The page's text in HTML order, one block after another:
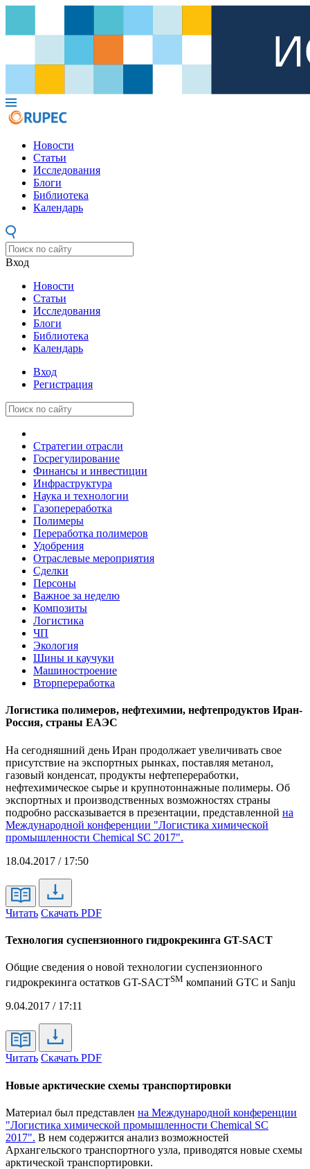
Новости
Статьи
Исследования
Блоги
Библиотека
Календарь
Вход
Новости
Статьи
Исследования
Блоги
Библиотека
Календарь
Вход
Регистрация
Стратегии отрасли
Госрегулирование
Финансы и инвестиции
Инфраструктура
Наука и технологии
Газопереработка
Полимеры
Переработка полимеров
Удобрения
Отраслевые мероприятия
Сделки
Персоны
Важное за неделю
Композиты
Логистика
ЧП
Экология
Шины и каучуки
Машиностроение
Вторпереработка
Логистика полимеров, нефтехимии, нефтепродуктов Иран-
Россия, страны ЕАЭС
На сегодняшний день Иран продолжает увеличивать свое
присутствие на экспортных рынках, поставляя метанол,
газовый конденсат, продукты нефтепереработки,
нефтехимическое сырье и крупнотоннажные полимеры. Об
экспортных и производственных возможностях страны
подробно рассказывается в презентации, представленной на
Международной конференции "Логистика химической
промышленности Chemical SC 2017".
18.04.2017 / 17:50
Читать Скачать PDF
Технология суспензионного гидрокрекинга GT-SACT
Общие сведения о новой технологии суспензионного
гидрокрекинга остатков GT-SACTSM компаний GTC и Sanju
9.04.2017 / 17:11
Читать Скачать PDF
Новые арктические схемы транспортировки
Материал был представлен на Международной конференции
"Логистика химической промышленности Chemical SC
2017". В нем содержится анализ возможностей
Архангельского транспортного узла, приводятся новые схемы
арктической транспортировки.